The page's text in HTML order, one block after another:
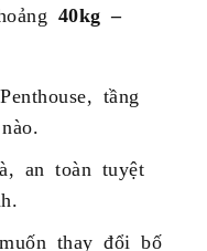
40kg –
tầng
an toàn tuyệt
thay đổi bố